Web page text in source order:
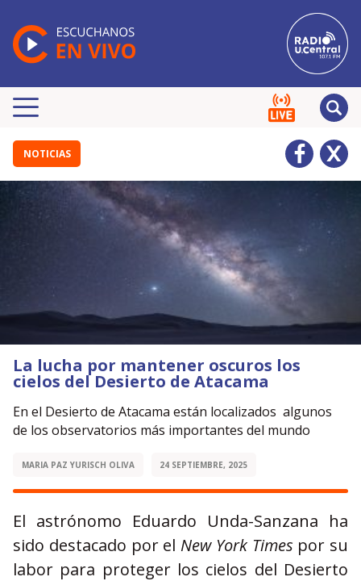
NOTICIAS
La lucha por mantener oscuros los
cielos del Desierto de Atacama
En el Desierto de Atacama están localizados algunos
de los observatorios más importantes del mundo
MARIA PAZ YURISCH OLIVA 24 SEPTIEMBRE, 2025
El astrónomo Eduardo Unda-Sanzana ha
sido destacado por el New York Times por su
labor para proteger los cielos del Desierto